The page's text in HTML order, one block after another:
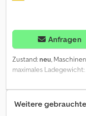
Anfragen
Zustand: neu,
maximales Ladegewicht:
Maschinentransport
Bundesweite Lieferung
Brian James Brian
Weitere